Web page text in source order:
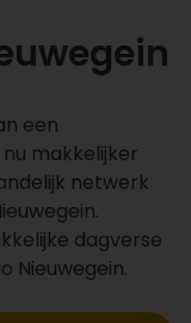
een
makkelijker
netwerk
dagverse
Nieuwegein.